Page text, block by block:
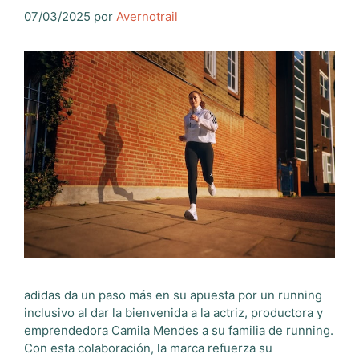
07/03/2025 por Avernotrail
adidas da un paso más en su apuesta por un running
inclusivo al dar la bienvenida a la actriz, productora y
emprendedora Camila Mendes a su familia de running.
Con esta colaboración, la marca refuerza su